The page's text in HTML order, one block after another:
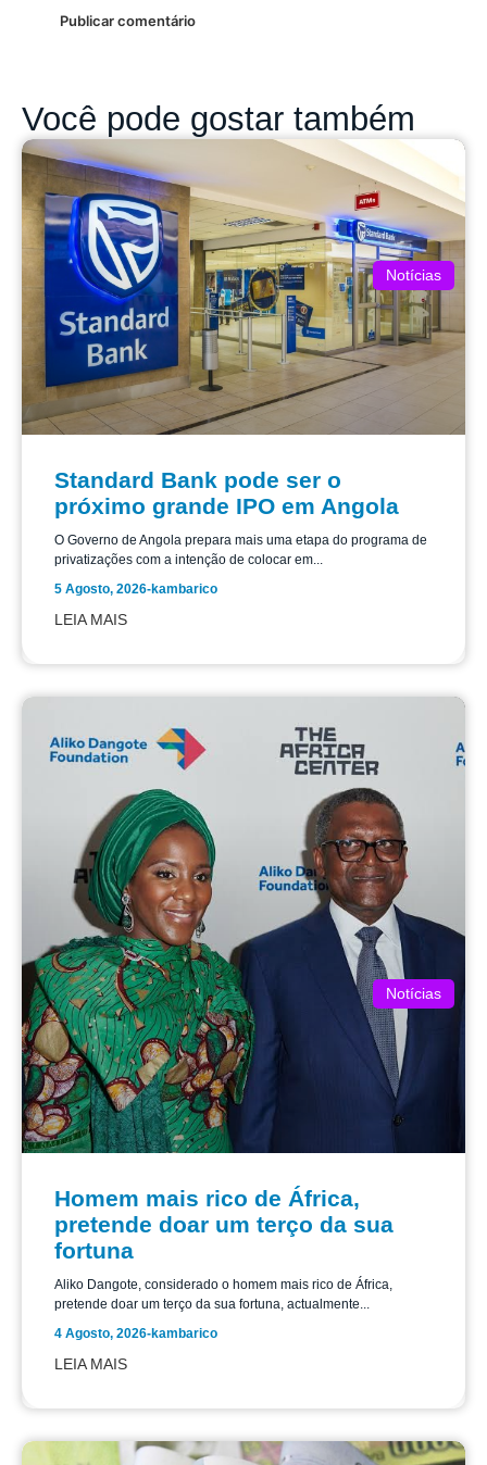
Você pode gostar também
Notícias
Standard Bank pode ser o
próximo grande IPO em Angola
O Governo de Angola prepara mais uma etapa do programa de
privatizações com a intenção de colocar em...
5 Agosto, 2026-kambarico
LEIA MAIS
Notícias
Homem mais rico de África,
pretende doar um terço da sua
fortuna
Aliko Dangote, considerado o homem mais rico de África,
pretende doar um terço da sua fortuna, actualmente...
4 Agosto, 2026-kambarico
LEIA MAIS